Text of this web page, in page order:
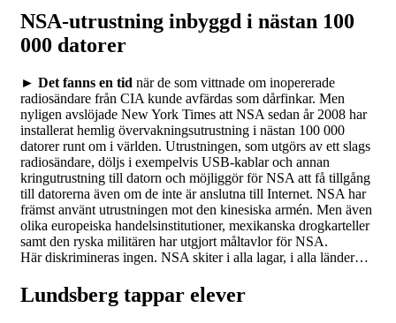
NSA-utrustning inbyggd i nästan 100
000 datorer
► Det fanns en tid när de som vittnade om inopererade
radiosändare från CIA kunde avfärdas som dårfinkar. Men
nyligen avslöjade New York Times att NSA sedan år 2008 har
installerat hemlig övervakningsutrustning i nästan 100 000
datorer runt om i världen. Utrustningen, som utgörs av ett slags
radiosändare, döljs i exempelvis USB-kablar och annan
kringutrustning till datorn och möjliggör för NSA att få tillgång
till datorerna även om de inte är anslutna till Internet. NSA har
främst använt utrustningen mot den kinesiska armén. Men även
olika europeiska handelsinstitutioner, mexikanska drogkarteller
samt den ryska militären har utgjort måltavlor för NSA.
Här diskrimineras ingen. NSA skiter i alla lagar, i alla länder…
Lundsberg tappar elever